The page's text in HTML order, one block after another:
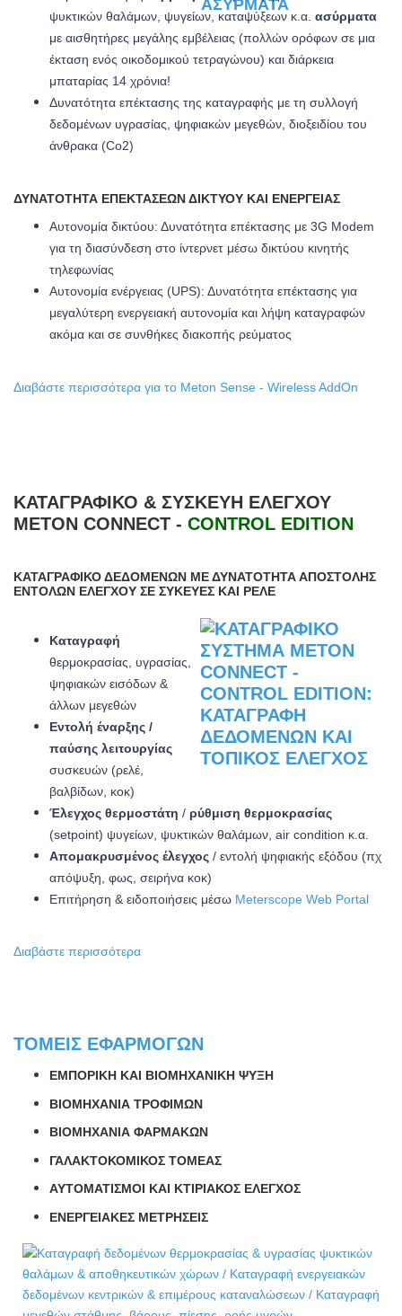
ψυκτικών θαλάμων, ψυγείων, καταψύξεων κ.α. ασύρματα
με αισθητήρες μεγάλης εμβέλειας (πολλών ορόφων σε μια
έκταση ενός οικοδομικού τετραγώνου) και διάρκεια
μπαταρίας 14 χρόνια!
Δυνατότητα επέκτασης της καταγραφής με τη συλλογή
δεδομένων υγρασίας, ψηφιακών μεγεθών, διοξειδίου του
άνθρακα (Co2)
ΔΥΝΑΤΌΤΗΤΑ ΕΠΕΚΤΆΣΕΩΝ ΔΙΚΤΎΟΥ ΚΑΙ ΕΝΈΡΓΕΙΑΣ
Αυτονομία δικτύου: Δυνατότητα επέκτασης με 3G Modem
για τη διασύνδεση στο ίντερνετ μέσω δικτύου κινητής
τηλεφωνίας
Αυτονομία ενέργειας (UPS): Δυνατότητα επέκτασης για
μεγαλύτερη ενεργειακή αυτονομία και λήψη καταγραφών
ακόμα και σε συνθήκες διακοπής ρεύματος
Διαβάστε περισσότερα για το Meton Sense - Wireless AddOn
ΚΑΤΑΓΡΑΦΙΚΌ & ΣΥΣΚΕΥΉ ΕΛΈΓΧΟΥ
METON CONNECT - CONTROL EDITION
ΚΑΤΑΓΡΑΦΙΚΌ ΔΕΔΟΜΈΝΩΝ ΜΕ ΔΥΝΑΤΌΤΗΤΑ ΑΠΟΣΤΟΛΉΣ
ΕΝΤΟΛΏΝ ΕΛΈΓΧΟΥ ΣΕ ΣΥΚΕΥΈΣ ΚΑΙ ΡΕΛΕ
Καταγραφή
θερμοκρασίας, υγρασίας,
ψηφιακών εισόδων &
άλλων μεγεθών
Εντολή έναρξης /
παύσης λειτουργίας
συσκευών (ρελέ,
βαλβίδων, κοκ)
Έλεγχος θερμοστάτη / ρύθμιση θερμοκρασίας
(setpoint) ψυγείων, ψυκτικών θαλάμων, air condition κ.α.
Απομακρυσμένος έλεγχος / εντολή ψηφιακής εξόδου (πχ
απόψυξη, φως, σειρήνα κοκ)
Επιτήρηση & ειδοποιήσεις μέσω Meterscope Web Portal
Διαβάστε περισσότερα
ΤΟΜΕΊΣ ΕΦΑΡΜΟΓΏΝ
ΕΜΠΟΡΙΚΉ ΚΑΙ ΒΙΟΜΗΧΑΝΙΚΉ ΨΎΞΗ
ΒΙΟΜΗΧΑΝΊΑ ΤΡΟΦΊΜΩΝ
ΒΙΟΜΗΧΑΝΊΑ ΦΑΡΜΆΚΩΝ
ΓΑΛΑΚΤΟΚΟΜΙΚΌΣ ΤΟΜΈΑΣ
ΑΥΤΟΜΑΤΙΣΜΟΊ ΚΑΙ ΚΤΙΡΙΑΚΌΣ ΈΛΕΓΧΟΣ
ΕΝΕΡΓΕΙΑΚΈΣ ΜΕΤΡΉΣΕΙΣ